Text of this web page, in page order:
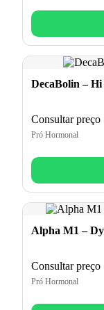
DecaBolin –
Consultar preço
Pró Hormonal
Alpha M1 –
Consultar preço
Pró Hormonal